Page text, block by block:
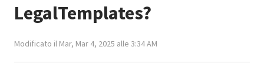
LegalTemplates?
Modificato il Mar, Mar 4, 2025 alle 3:34 AM